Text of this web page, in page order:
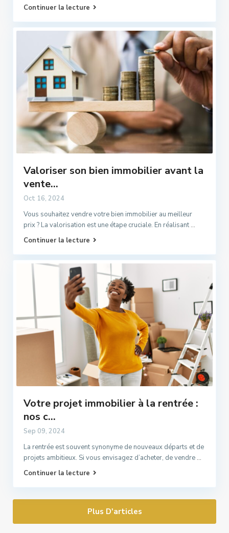
Continuer la lecture
Valoriser son bien immobilier avant la
vente...
Oct 16, 2024
Vous souhaitez vendre votre bien immobilier au meilleur
prix ? La valorisation est une étape cruciale. En réalisant ...
Continuer la lecture
Votre projet immobilier à la rentrée :
nos c...
Sep 09, 2024
La rentrée est souvent synonyme de nouveaux départs et de
projets ambitieux. Si vous envisagez d’acheter, de vendre ...
Continuer la lecture
Plus D'articles